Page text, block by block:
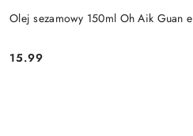
Olej sezamowy 150ml Oh Aik Guan e
Cena:
15.99